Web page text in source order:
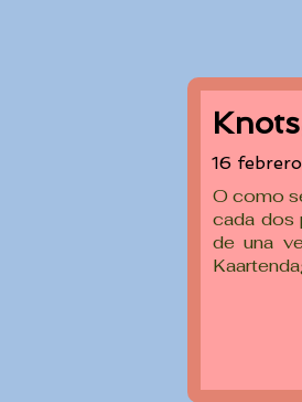
16
O como
cada dos
de una